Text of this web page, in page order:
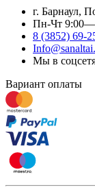
г. Барнаул,
Пн-Чт
8 (3852) 69-
Мы в
Вариант оплаты